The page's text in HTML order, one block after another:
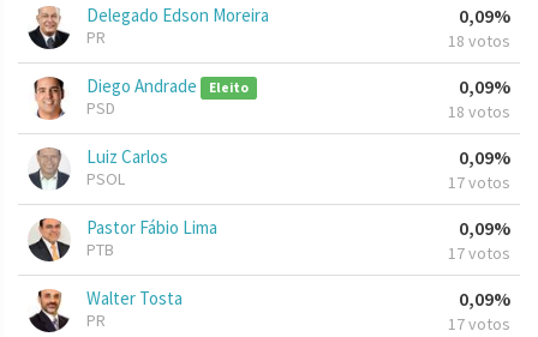
Delegado Edson Moreira
PR
0,09%
18 votos
Diego Andrade Eleito
PSD
0,09%
18 votos
Luiz Carlos
PSOL
0,09%
17 votos
Pastor Fábio Lima
PTB
0,09%
17 votos
Walter Tosta
PR
0,09%
17 votos